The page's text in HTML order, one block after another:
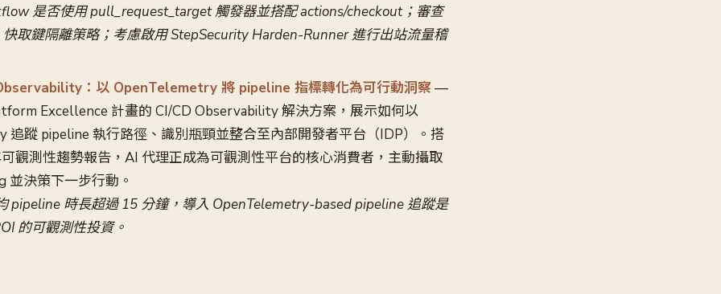
是否使用 pull_request_target 觸發器並搭配 actions/checkout；審查
取鍵隔離策略；考慮啟用 StepSecurity Harden-Runner 進行出站流量稽
：以 OpenTelemetry 將 pipeline 指標轉化為可行動洞察 —
Excellence 計畫的 CI/CD Observability 解決方案，展示如何以
追蹤 pipeline 執行路徑、識別瓶頸並整合至內部開發者平台（IDP）。搭
觀測性趨勢報告，AI 代理正成為可觀測性平台的核心消費者，主動攝取
決策下一步行動。
pipeline 時長超過 15 分鐘，導入 OpenTelemetry-based pipeline 追蹤是
的可觀測性投資。